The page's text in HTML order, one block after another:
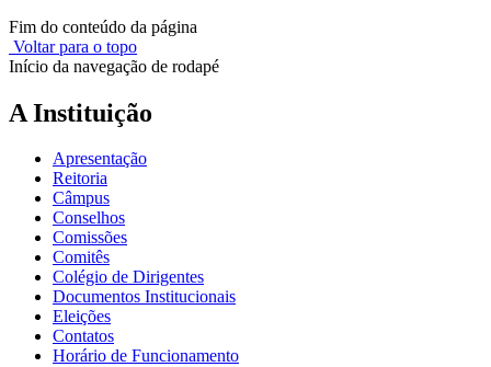
Fim do conteúdo da página
Voltar para o topo
Início da navegação de rodapé
A Instituição
Apresentação
Reitoria
Câmpus
Conselhos
Comissões
Comitês
Colégio de Dirigentes
Documentos Institucionais
Eleições
Contatos
Horário de Funcionamento